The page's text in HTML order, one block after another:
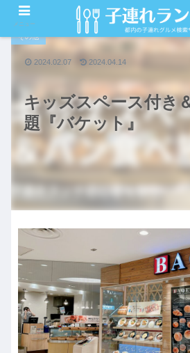
PR
キッズスペース付き
題『バケット』
その他
2024.02.07 2024.04.14
メニュー